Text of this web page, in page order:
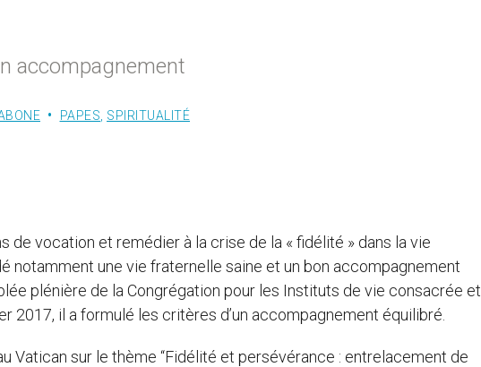
accompagnement
PAPES SPIRITUALITÉ
de vocation et remédier à la crise de la « fidélité » dans la vie
notamment une vie fraternelle saine et un bon accompagnement
plénière de la Congrégation pour les Instituts de vie consacrée et
2017, il a formulé les critères d’un accompagnement équilibré.
Vatican sur le thème “Fidélité et persévérance : entrelacement de